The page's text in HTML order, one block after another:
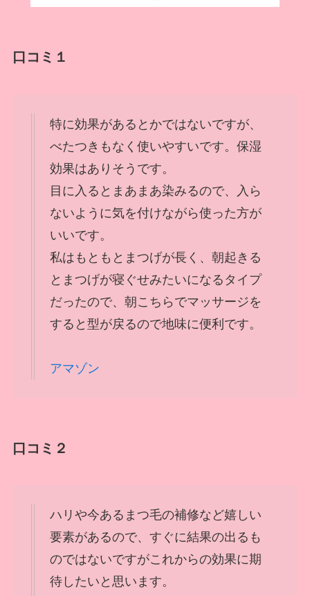
口コミ１
特に効果があるとかではないですが、
べたつきもなく使いやすいです。保湿
効果はありそうです。
目に入るとまあまあ染みるので、入ら
ないように気を付けながら使った方が
いいです。
私はもともとまつげが長く、朝起きる
とまつげが寝ぐせみたいになるタイプ
だったので、朝こちらでマッサージを
すると型が戻るので地味に便利です。
アマゾン
口コミ２
ハリや今あるまつ毛の補修など嬉しい
要素があるので、すぐに結果の出るも
のではないですがこれからの効果に期
待したいと思います。